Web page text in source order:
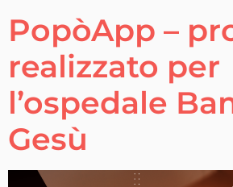
PopòApp –
realizzato per
l’ospedale
Gesù